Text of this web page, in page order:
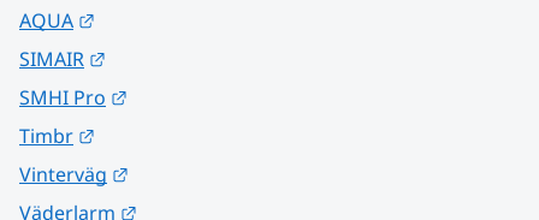
AQUA
SIMAIR
SMHI Pro
Timbr
Vinterväg
Väderlarm